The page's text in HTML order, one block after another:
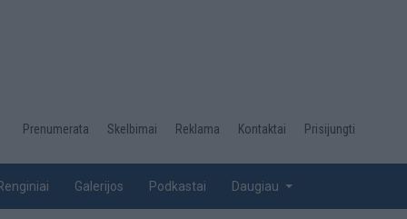
Desktop
top
Prenumerata Skelbimai Reklama Kontaktai Prisijungti
Galerijos Podkastai Daugiau